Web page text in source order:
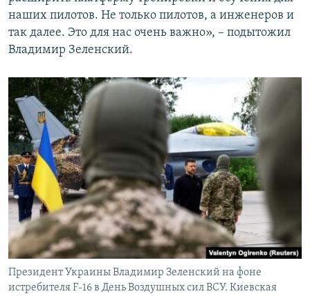
наших пилотов. Не только пилотов, а инженеров и
так далее. Это для нас очень важно», – подытожил
Владимир Зеленский.
Президент Украины Владимир Зеленский на фоне
истребителя F-16 в День Воздушных сил ВСУ. Киевская